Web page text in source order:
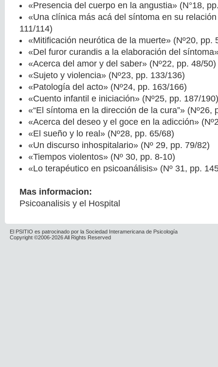
«Presencia del cuerpo en la angustia» (N°18,
«Una clínica más acá del síntoma en su
111/114)
«Mitificación neurótica de la muerte» (Nº20, pp.
«Del furor curandis a la elaboración del
«Acerca del amor y del saber» (Nº22, pp. 48/50)
«Sujeto y violencia» (Nº23, pp. 133/136)
«Patología del acto» (Nº24, pp. 163/166)
«Cuento infantil e iniciación» (Nº25, pp. 187/190)
«“El síntoma en la dirección de la cura”» (Nº26,
«Acerca del deseo y el goce en la adicción»
«El sueño y lo real» (Nº28, pp. 65/68)
«Un discurso inhospitalario» (Nº 29, pp. 79/82)
«Tiempos violentos» (Nº 30, pp. 8-10)
«Lo terapéutico en psicoanálisis» (Nº 31, pp.
Mas informacion:
Psicoanalisis y el Hospital
El PSITIO es patrocinado por la Sociedad Interamericana de Psicología
Copyright ©2006-2026 All Rights Reserved